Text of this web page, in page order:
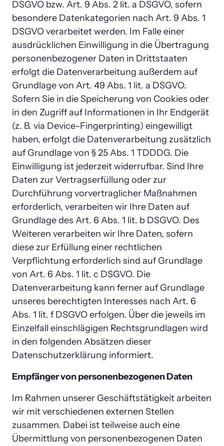
DSGVO bzw. Art. 9 Abs. 2 lit. a DSGVO, sofern
besondere Datenkategorien nach Art. 9 Abs. 1
DSGVO verarbeitet werden. Im Falle einer
ausdrücklichen Einwilligung in die Übertragung
personenbezogener Daten in Drittstaaten
erfolgt die Datenverarbeitung außerdem auf
Grundlage von Art. 49 Abs. 1 lit. a DSGVO.
Sofern Sie in die Speicherung von Cookies oder
in den Zugriff auf Informationen in Ihr Endgerät
(z. B. via Device-Fingerprinting) eingewilligt
haben, erfolgt die Datenverarbeitung zusätzlich
auf Grundlage von § 25 Abs. 1 TDDDG. Die
Einwilligung ist jederzeit widerrufbar. Sind Ihre
Daten zur Vertragserfüllung oder zur
Durchführung vorvertraglicher Maßnahmen
erforderlich, verarbeiten wir Ihre Daten auf
Grundlage des Art. 6 Abs. 1 lit. b DSGVO. Des
Weiteren verarbeiten wir Ihre Daten, sofern
diese zur Erfüllung einer rechtlichen
Verpflichtung erforderlich sind auf Grundlage
von Art. 6 Abs. 1 lit. c DSGVO. Die
Datenverarbeitung kann ferner auf Grundlage
unseres berechtigten Interesses nach Art. 6
Abs. 1 lit. f DSGVO erfolgen. Über die jeweils im
Einzelfall einschlägigen Rechtsgrundlagen wird
in den folgenden Absätzen dieser
Datenschutzerklärung informiert.
Empfänger von personenbezogenen Daten
Im Rahmen unserer Geschäftstätigkeit arbeiten
wir mit verschiedenen externen Stellen
zusammen. Dabei ist teilweise auch eine
Übermittlung von personenbezogenen Daten